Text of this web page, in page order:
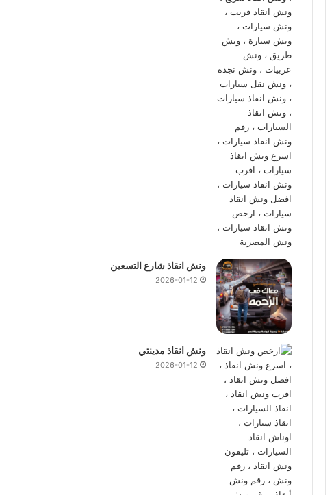
ونش انقاذ شارع التسعين
2026-01-12
ونش انقاذ مدينتي
2026-01-12